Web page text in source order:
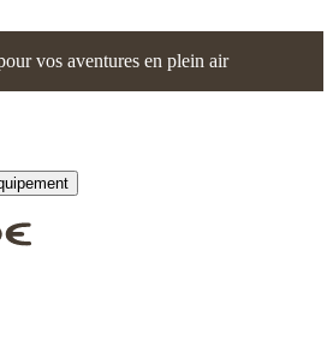
vos aventures en plein air